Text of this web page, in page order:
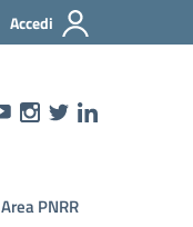
Accedi
Area PNRR